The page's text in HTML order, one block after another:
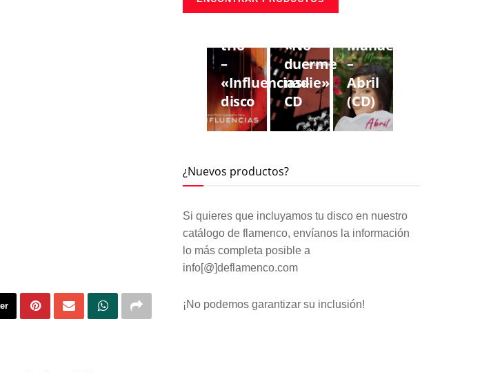
Lorenzo
trío
–
«Influencias»
disco
Gregorio
«No
duerme
nadie»
CD
Manuela
–
Abril
(CD)
¿Nuevos productos?
Si quieres que incluyamos tu disco en nuestro
catálogo de flamenco, envíanos la información
lo más completa posible a
info[@]deflamenco.com
¡No podemos garantizar su inclusión!